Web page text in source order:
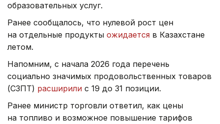
образовательных услуг.
Ранее сообщалось, что нулевой рост цен
на отдельные продукты ожидается в Казахстане
летом.
Напомним, с начала 2026 года перечень
социально значимых продовольственных товаров
(СЗПТ) расширили с 19 до 31 позиции.
Ранее министр торговли ответил, как цены
на топливо и возможное повышение тарифов